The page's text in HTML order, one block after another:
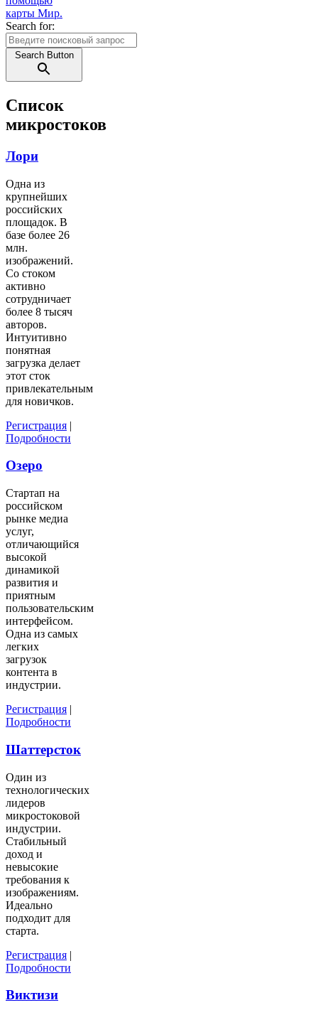
Search for:
Search Button
Список
микростоков
Лори
Одна из
крупнейших
российских
площадок. В
базе более 26
млн.
изображений.
Со стоком
активно
сотрудничает
более 8 тысяч
авторов.
Интуитивно
понятная
загрузка делает
этот сток
привлекательным
для новичков.
Регистрация |
Подробности
Озеро
Стартап на
российском
рынке медиа
услуг,
отличающийся
высокой
динамикой
развития и
приятным
пользовательским
интерфейсом.
Одна из самых
легких
загрузок
контента в
индустрии.
Регистрация |
Подробности
Шаттерсток
Один из
технологических
лидеров
микростоковой
индустрии.
Стабильный
доход и
невысокие
требования к
изображениям.
Идеально
подходит для
старта.
Регистрация |
Подробности
Виктизи